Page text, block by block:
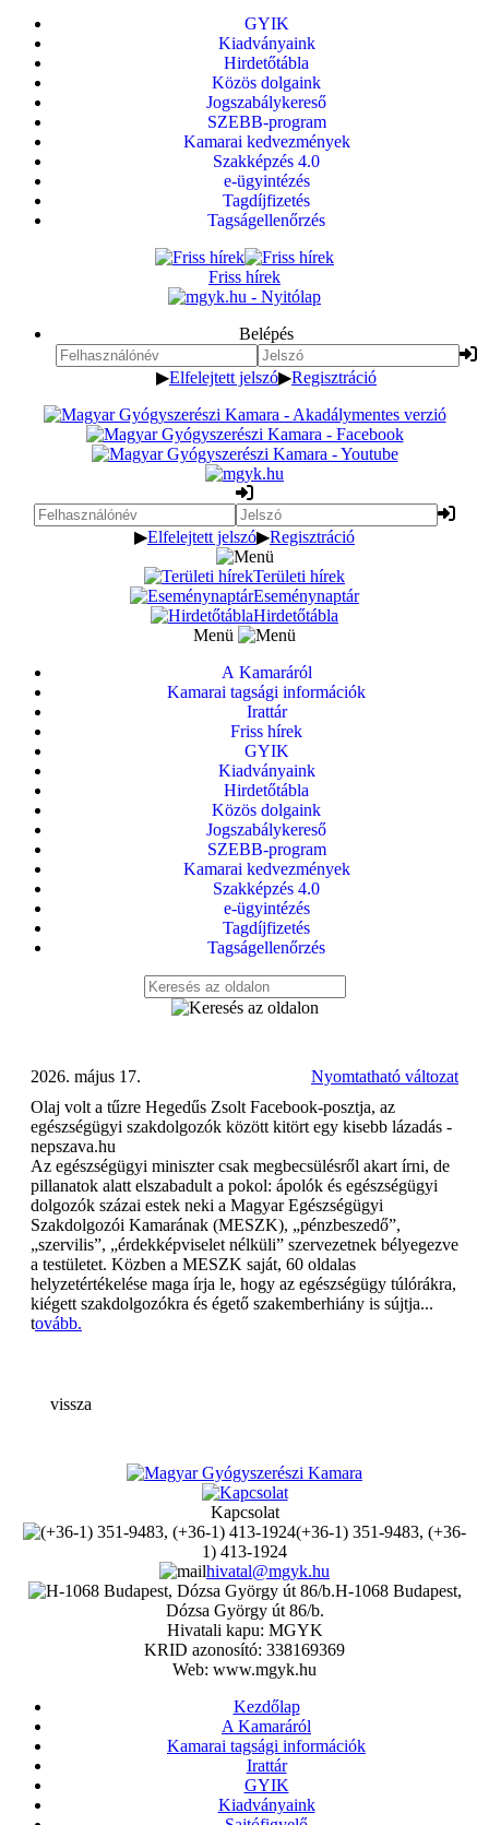
GYIK
Kiadványaink
Hirdetőtábla
Közös dolgaink
Jogszabálykereső
SZEBB-program
Kamarai kedvezmények
Szakképzés 4.0
e-ügyintézés
Tagdíjfizetés
Tagságellenőrzés
Friss hírek
Belépés
▶Elfelejtett jelszó▶Regisztráció
▶Elfelejtett jelszó▶Regisztráció
Területi hírek
Eseménynaptár
Hirdetőtábla
Menü
A Kamaráról
Kamarai tagsági információk
Irattár
Friss hírek
GYIK
Kiadványaink
Hirdetőtábla
Közös dolgaink
Jogszabálykereső
SZEBB-program
Kamarai kedvezmények
Szakképzés 4.0
e-ügyintézés
Tagdíjfizetés
Tagságellenőrzés
Nyomtatható változat
2026. május 17.
Olaj volt a tűzre Hegedűs Zsolt Facebook-posztja, az
egészségügyi szakdolgozók között kitört egy kisebb lázadás -
nepszava.hu
Az egészségügyi miniszter csak megbecsülésről akart írni, de
pillanatok alatt elszabadult a pokol: ápolók és egészségügyi
dolgozók százai estek neki a Magyar Egészségügyi
Szakdolgozói Kamarának (MESZK), „pénzbeszedő”,
„szervilis”, „érdekképviselet nélküli” szervezetnek bélyegezve
a testületet. Közben a MESZK saját, 60 oldalas
helyzetértékelése maga írja le, hogy az egészségügy túlórákra,
kiégett szakdolgozókra és égető szakemberhiány is sújtja...
tovább.
vissza
Kapcsolat
(+36-1) 351-9483, (+36-
1) 413-1924
hivatal@mgyk.hu
H-1068 Budapest,
Dózsa György út 86/b.
Hivatali kapu: MGYK
KRID azonosító: 338169369
Web: www.mgyk.hu
Kezdőlap
A Kamaráról
Kamarai tagsági információk
Irattár
GYIK
Kiadványaink